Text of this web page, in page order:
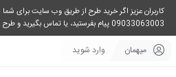
کاربران عزیز اگر خرید طرح از طریق وب سایت برای شما
09033063003 پیام بفرستید، یا تماس بگیرید و طرح مورد نظر خود را دریافت نمایید.
میهمان وارد شوید